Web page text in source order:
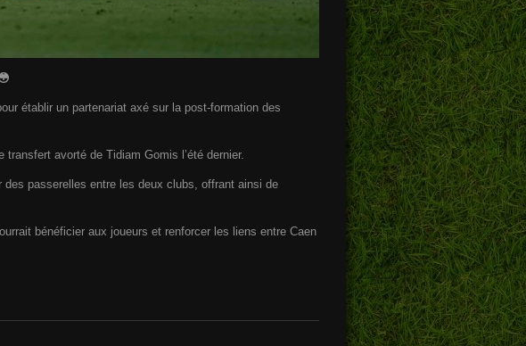
établir un partenariat axé sur la post-formation des
avorté de Tidiam Gomis l’été dernier.
des passerelles entre les deux clubs, offrant ainsi de
bénéficier aux joueurs et renforcer les liens entre Caen